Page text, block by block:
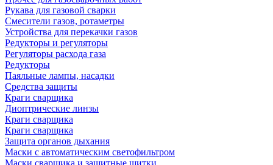
Рукава для газовой сварки
Смесители газов, ротаметры
Устройства для перекачки газов
Редукторы и регуляторы
Регуляторы расхода газа
Редукторы
Паяльные лампы, насадки
Средства защиты
Краги сварщика
Диоптрические линзы
Краги сварщика
Краги сварщика
Защита органов дыхания
Маски с автоматическим светофильтром
Маски сварщика и защитные щитки